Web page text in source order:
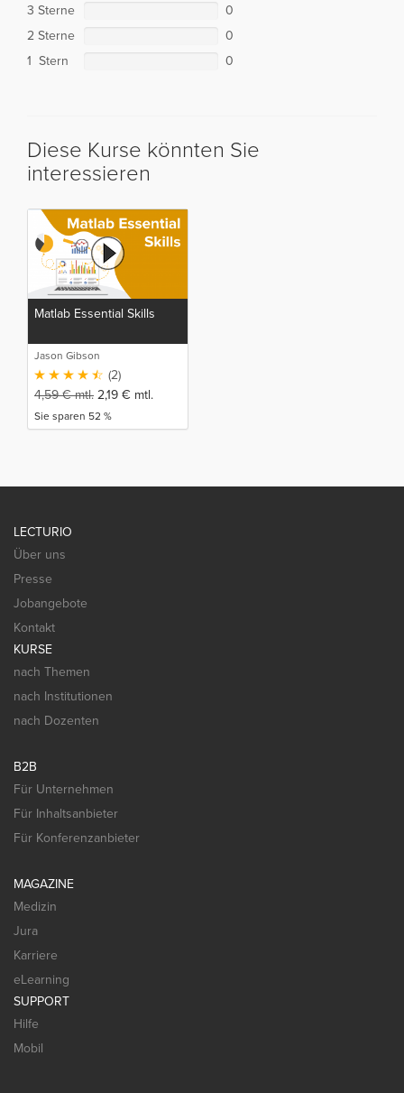
3 Sterne
0
2 Sterne
0
1 Stern
0
Diese Kurse könnten Sie
interessieren
Matlab Essential Skills
Jason Gibson
(2)
4,59€mtl. 2,19 € mtl.
Sie sparen 52 %
LECTURIO
Über uns
Presse
Jobangebote
Kontakt
KURSE
nach Themen
nach Institutionen
nach Dozenten
B2B
Für Unternehmen
Für Inhaltsanbieter
Für Konferenzanbieter
MAGAZINE
Medizin
Jura
Karriere
eLearning
SUPPORT
Hilfe
Mobil